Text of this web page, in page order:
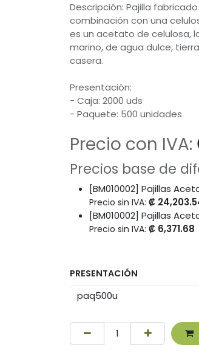
Descripción: Pajilla
combinación con una
es un acetato de celulosa,
marino, de agua dulce,
casera.
Presentación:
- Caja: 2000 uds
- Paquete: 500 unidades
Precio con IVA:
Precios base de
[BM010002] Pajillas
Precio sin IVA: ₡
[BM010002] Pajillas
Precio sin IVA: ₡ 6,371.68
PRESENTACIÓN